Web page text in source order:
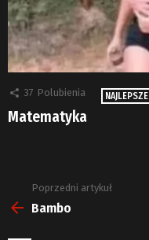
37 Polubienia
Matematyka
Zobacz
więcej
Poprzedni artykuł
Bambo